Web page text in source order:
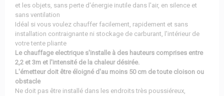
et les objets, sans perte d'énergie inutile dans l'air, en silence et
sans ventilation
Idéal si vous voulez chauffer facilement, rapidement et sans
installation contraignante ni stockage de carburant, l'intérieur de
votre tente pliante
Le chauffage electrique s'installe à des hauteurs comprises entre
2,2 et 3m et l'intensité de la chaleur désirée.
L'émetteur doit être éloigné d'au moins 50 cm de toute cloison ou
obstacle
Ne doit pas être installé dans les endroits très poussiéreux,